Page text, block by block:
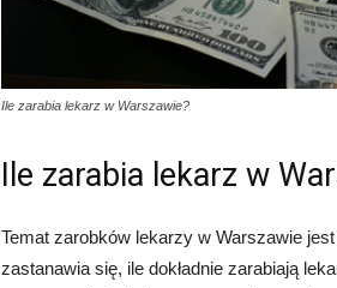
Ile zarabia lekarz w Warszawie?
Ile zarabia lekarz w
Temat zarobków lekarzy w Warszawie
zastanawia się, ile dokładnie zarabiają